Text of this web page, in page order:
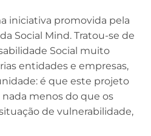
iniciativa promovida pela
Social Mind. Tratou-se de
Social muito
entidades e empresas,
é que este projeto
menos do que os
de vulnerabilidade,